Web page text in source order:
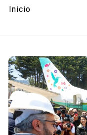
Inicio